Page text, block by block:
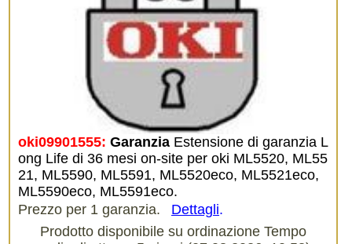
oki09901555: Garanzia Estensione di garanzia L
ong Life di 36 mesi on-site per oki ML5520, ML55
21, ML5590, ML5591, ML5520eco, ML5521eco,
ML5590eco, ML5591eco.
Prezzo per 1 garanzia.
Dettagli.
Prodotto disponibile su ordinazione Tempo